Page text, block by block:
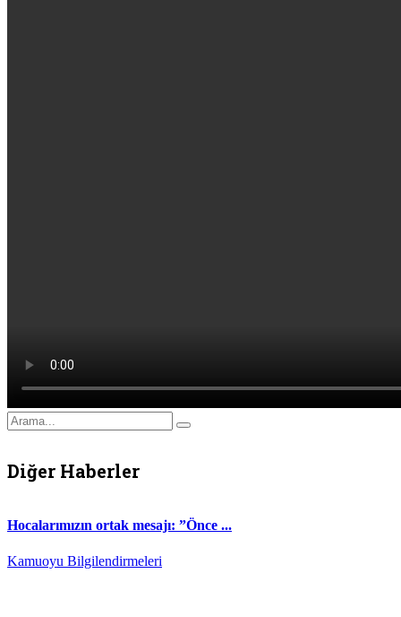
Diğer Haberler
Hocalarımızın ortak mesajı: ”Önce ...
Kamuoyu Bilgilendirmeleri